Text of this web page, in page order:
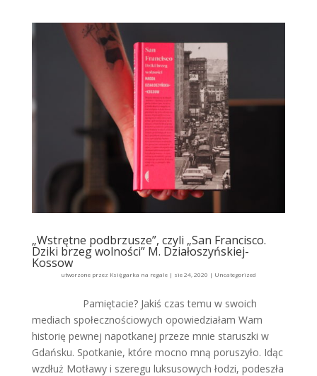
„Wstrętne podbrzusze”, czyli „San Francisco.
Dziki brzeg wolności” M. Działoszyńskiej-
Kossow
utworzone przez Księgarka na regale| sie 24, 2020 | Uncategorized
Pamiętacie? Jakiś czas temu w swoich
mediach społecznościowych opowiedziałam Wam
historię pewnej napotkanej przeze mnie staruszki w
Gdańsku. Spotkanie, które mocno mną poruszyło. Idąc
wzdłuż Motławy i szeregu luksusowych łodzi, podeszła